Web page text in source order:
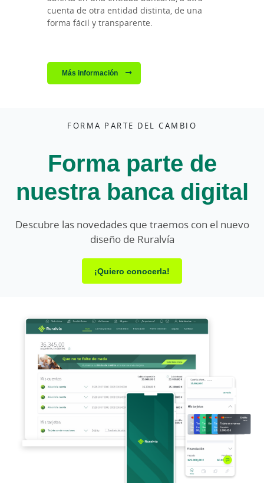
cuenta de otra entidad distinta, de una
forma fácil y transparente.
Más información
FORMA PARTE DEL CAMBIO
Forma parte de
nuestra banca digital
Descubre las novedades que traemos con el nuevo
diseño de Ruralvía
¡Quiero conocerla!